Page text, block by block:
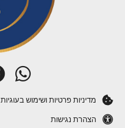
מדיניות פרטיות ושימוש בעוגיות
הצהרת נגישות